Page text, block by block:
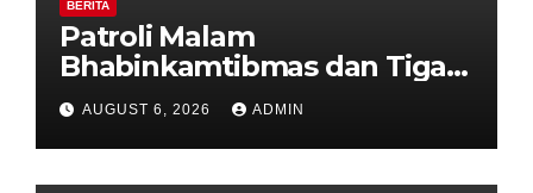
BERITA
Patroli Malam
Bhabinkamtibmas dan Tiga
Pilar Kelurahan Ungaran
Perkuat Kamtibmas, Warga
Diajak Aktifkan Ronda
AUGUST 6, 2026 ADMIN